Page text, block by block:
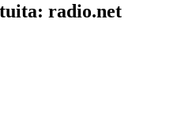
radio.net